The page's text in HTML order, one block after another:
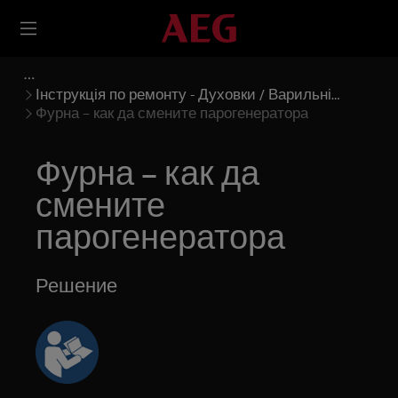
Інструкція по ремонту - Духовки / Варильні
панелі
Фурна – как да смените парогенератора
Фурна – как да
смените
парогенератора
Решение